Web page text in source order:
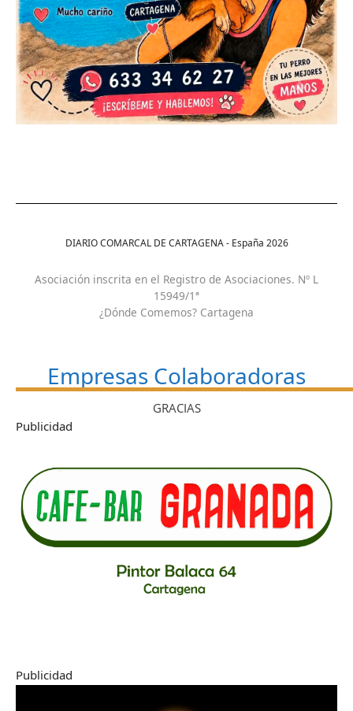
DIARIO COMARCAL DE CARTAGENA - España 2026
Asociación inscrita en el Registro de Asociaciones. Nº L
15949/1ª
¿Dónde Comemos? Cartagena
Empresas Colaboradoras
GRACIAS
Publicidad
Publicidad